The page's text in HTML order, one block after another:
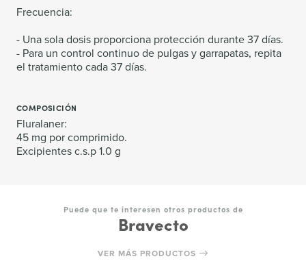
Frecuencia:
- Una sola dosis proporciona protección durante 37 días.
- Para un control continuo de pulgas y garrapatas, repita
el tratamiento cada 37 días.
COMPOSICIÓN
Fluralaner:
45 mg por comprimido.
Excipientes c.s.p 1.0 g
Puede que te interesen otros productos de
Bravecto
VER MÁS PRODUCTOS